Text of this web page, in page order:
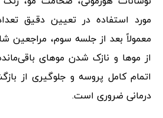
مورد استفاده در تعیین دقیق
معمولاً بعد از جلسه سوم،
از موها و نازک شدن موهای
اتمام کامل پروسه و جلوگیری از
درمانی ضروری است.